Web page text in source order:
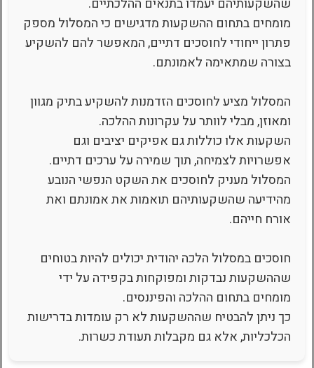
שהשקעותיהם יעמדו בתנאים ההלכתיים.
מומחים בתחום ההשקעות מדגישים כי המסלול מספק
פתרון ייחודי לחוסכים דתיים, המאפשר להם להשקיע
בצורה שמתאימה לאמונתם.
המסלול מציע לחוסכים הזדמנות להשקיע בתיק מגוון
ומאוזן, מבלי לוותר על עקרונות ההלכה.
השקעות אלו כוללות גם אפיקים יציבים וגם
אפשרויות לצמיחה, תוך שמירה על ערכים דתיים.
המסלול מעניק לחוסכים את השקט הנפשי הנובע
מהידיעה שהשקעותיהם תואמות את אמונתם ואת
אורח חייהם.
חוסכים במסלול הלכה יהודית יכולים להיות בטוחים
שההשקעות נבדקות ומפוקחות בקפידה על ידי
מומחים בתחום ההלכה והפיננסים.
כך ניתן להבטיח שההשקעות לא רק עומדות בדרישות
הכלכליות, אלא גם מקבלות תעודת כשרות.